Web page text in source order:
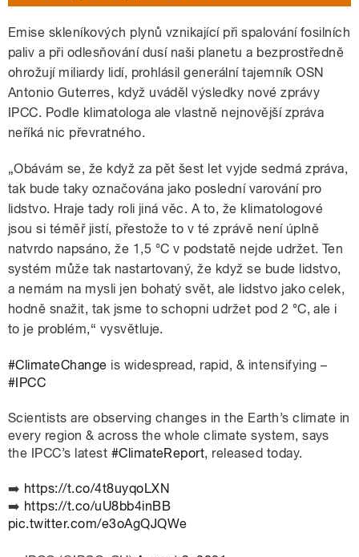
Emise skleníkových plynů vznikající při spalování fosilních
paliv a při odlesňování dusí naši planetu a bezprostředně
ohrožují miliardy lidí, prohlásil generální tajemník OSN
Antonio Guterres, když uváděl výsledky nové zprávy
IPCC. Podle klimatologa ale vlastně nejnovější zpráva
neříká nic převratného.
„Obávám se, že když za pět šest let vyjde sedmá zpráva,
tak bude taky označována jako poslední varování pro
lidstvo. Hraje tady roli jiná věc. A to, že klimatologové
jsou si téměř jistí, přestože to v té zprávě není úplně
natvrdo napsáno, že 1,5 °C v podstatě nejde udržet. Ten
systém může tak nastartovaný, že když se bude lidstvo,
a nemám na mysli jen bohatý svět, ale lidstvo jako celek,
hodně snažit, tak jsme to schopni udržet pod 2 °C, ale i
to je problém,“ vysvětluje.
#ClimateChange is widespread, rapid, & intensifying –
#IPCC
Scientists are observing changes in the Earth’s climate in
every region & across the whole climate system, says
the IPCC’s latest #ClimateReport, released today.
➡️ https://t.co/4t8uyqoLXN
➡️ https://t.co/uU8bb4inBB
pic.twitter.com/e3oAgQJQWe